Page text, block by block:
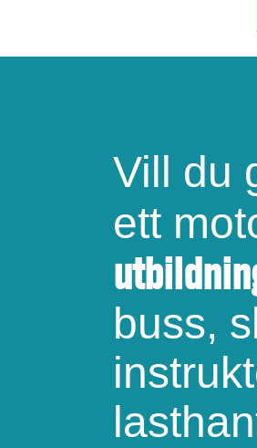
Vill du
ett
buss,